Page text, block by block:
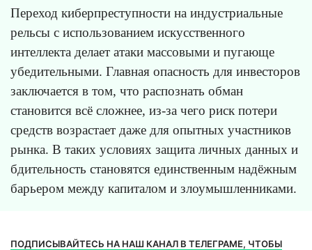
Переход киберпреступности на индустриальные
рельсы с использованием искусственного
интеллекта делает атаки массовыми и пугающе
убедительными. Главная опасность для инвесторов
заключается в том, что распознать обман
становится всё сложнее, из-за чего риск потери
средств возрастает даже для опытных участников
рынка. В таких условиях защита личных данных и
бдительность становятся единственным надёжным
барьером между капиталом и злоумышленниками.
ПОДПИСЫВАЙТЕСЬ НА НАШ КАНАЛ В ТЕЛЕГРАМЕ, ЧТОБЫ